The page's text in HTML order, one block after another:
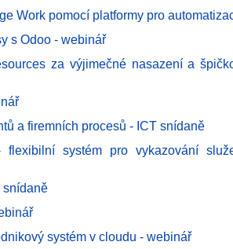
Work pomocí platformy pro
s Odoo - webinář
za výjimečné nasazení a
a firemních procesů - ICT snídaně
systém pro vykazování
snídaně
systém v cloudu - webinář